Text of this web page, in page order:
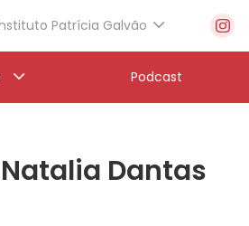
Patrícia Galvão
Podcast
Dantas